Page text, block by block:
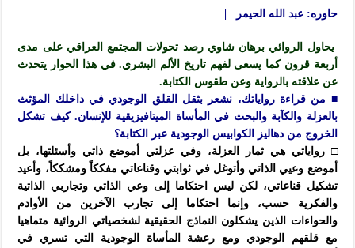
حاوره: عبد الله الحيمر |
يحاول الروائي برهان شاوي رصد تحولات المجتمع العراقي على مدى
أربعة قرون كما يسعى لفهم تاريخ الألم البشري. في هذا الحوار يتحدث
عن علاقته بالرواية وعن طقوس الكتابة.
■ من قراءة رواياتك، نشعر بثقل القلق الوجودي في داخلك المؤثث
بالعزلة والكآبة والبحث في المأساة الميتافيزيقية للإنسان. كيف تشكل
الخروج من دهاليز الكوابيس الوجودية عبر الكتابة؟
□ رواياتي هي ثمار العزلة، وفي عزلتي أموضع ذاتي وأسئلتها، بل
أموضع وعيي الذاتي وأتوغل في ثوابتي وقناعاتي مفككاً ومشككاً، وأعيد
تشكيل قناعاتي، لكن ليس احتكاما إلى وعي الذاتي وتجاربي الذاتية
والفكرية حسب، وإنما احتكاما إلى تجارب الآخرين من الأوادم
والحواءات الذين يشكلون النماذج الحقيقية لشخصياتي الروائية متماهيا
مع قلقهم الوجودي ومع رعشة المأساة الوجودية التي تسري في